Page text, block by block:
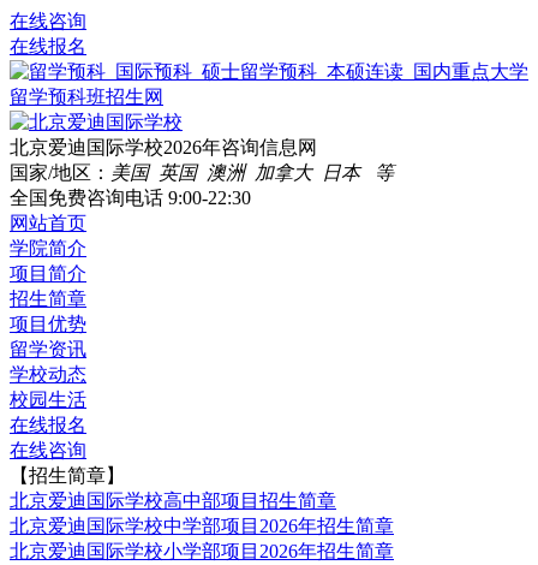
在线咨询
在线报名
北京爱迪国际学校2026年咨询信息网
国家/地区： 美国 英国 澳洲 加拿大 日本 等
全国免费咨询电话 9:00-22:30
网站首页
学院简介
项目简介
招生简章
项目优势
留学资讯
学校动态
校园生活
在线报名
在线咨询
【招生简章】
北京爱迪国际学校高中部项目招生简章
北京爱迪国际学校中学部项目2026年招生简章
北京爱迪国际学校小学部项目2026年招生简章